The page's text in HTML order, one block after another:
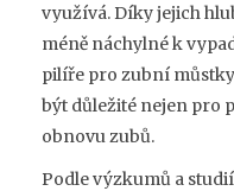
využívá. Díky jejich
méně náchylné k
pilíře pro zubní
být důležité nejen pro
obnovu zubů.
Podle výzkumů a